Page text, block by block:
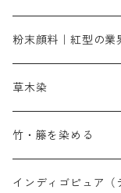
橙色系
青色系
人気のおすすめ染料
染色に必要な薬品類
補助薬品
お勧め｜スミフィック
3原色以外の色目
赤色
染色に必要な薬品
アルカリ剤
補助薬品
捺染に必要な材料
ネオカラー（色）
内容量：100g
内容量：500g
バィンダー（定着剤）
増粘剤
黄色系
粉末顔料｜紅型の業
赤色系
本洋紅
代用朱黄色口
黄色系
ファストエロ―10GN（
青色系
草木染
植物染料
人気のおすすめ植物染
濃染処理剤｜ソル
竹・籐を染める
人気のおすすめ竹・
インディゴピュア（